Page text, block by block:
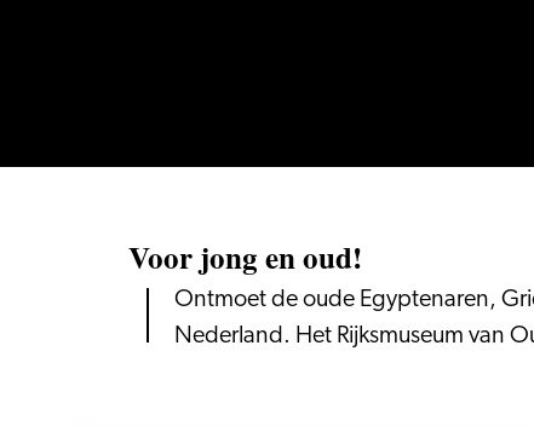
Voor jong en oud!
Ontmoet de oude Egyptenaren,
Nederland. Het Rijksmuseum van